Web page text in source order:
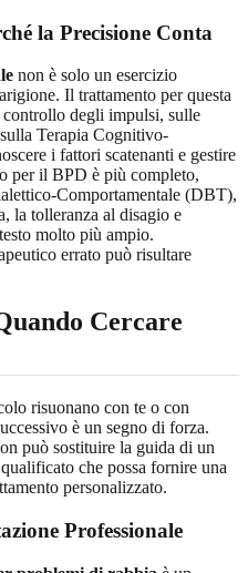
la Precisione Conta
non è solo un esercizio
Il trattamento per questa
controllo degli impulsi, sulle
Terapia Cognitivo-
i fattori scatenanti e gestire
per il BPD è più completo,
Comportamentale (DBT),
la tolleranza al disagio e
molto più ampio.
errato può risultare
Cercare
risuonano con te o con
è un segno di forza.
può sostituire la guida di un
che possa fornire una
personalizzato.
Professionale